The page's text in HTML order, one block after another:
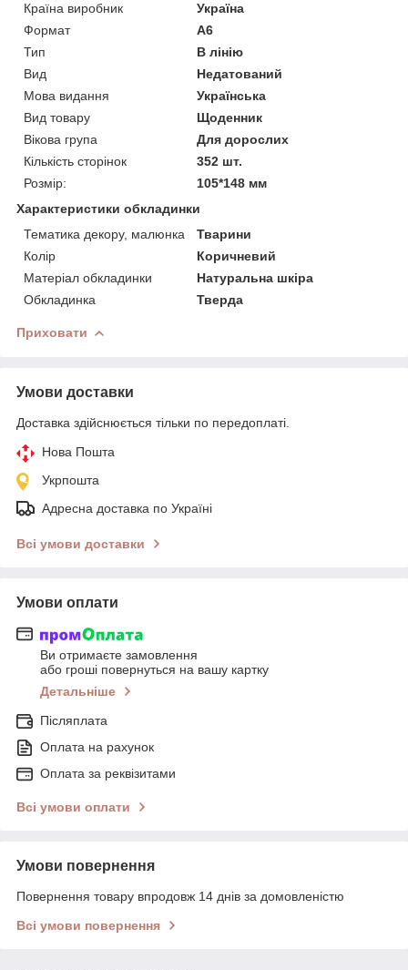
Країна виробник
Україна
Формат
A6
Тип
В лінію
Вид
Недатований
Мова видання
Українська
Вид товару
Щоденник
Вікова група
Для дорослих
Кількість сторінок
352 шт.
Розмір:
105*148 мм
Характеристики обкладинки
Тематика декору, малюнка
Тварини
Колір
Коричневий
Матеріал обкладинки
Натуральна шкіра
Обкладинка
Тверда
Приховати
Умови доставки
Доставка здійснюється тільки по передоплаті.
Нова Пошта
Укрпошта
Адресна доставка по Україні
Всі умови доставки
Умови оплати
Ви отримаєте замовлення
або гроші повернуться на вашу картку
Детальніше
Післяплата
Оплата на рахунок
Оплата за реквізитами
Всі умови оплати
Умови повернення
Повернення товару впродовж 14 днів за домовленістю
Всі умови повернення